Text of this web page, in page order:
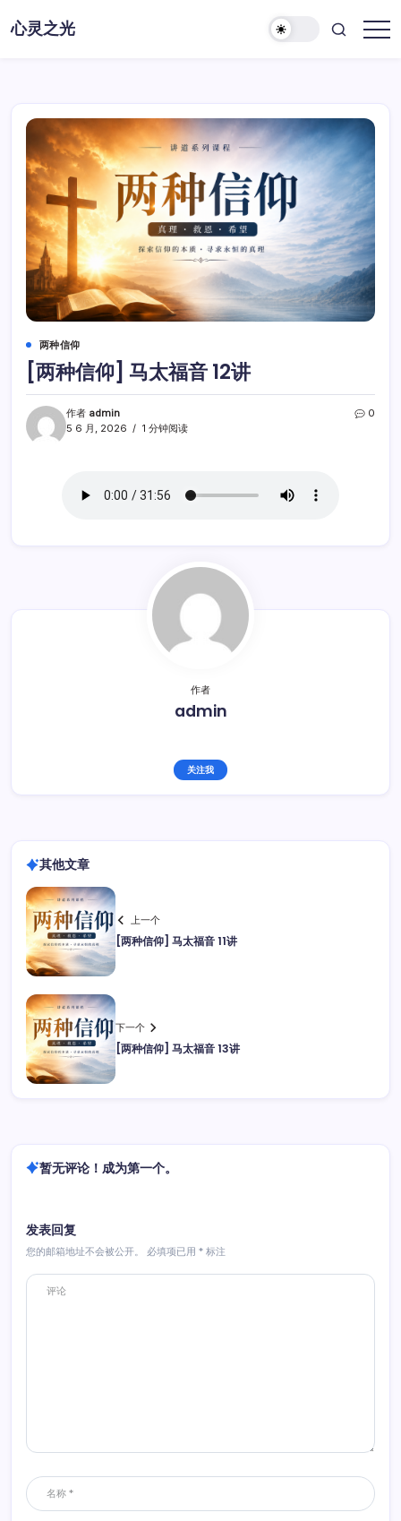
至心灵之光
两种信仰
[两种信仰] 马太福音 12讲
作者 admin
5 6 月, 2026
1 分钟阅读
0
作者
admin
关注我
其他文章
上一个
[两种信仰] 马太福音 11讲
下一个
[两种信仰] 马太福音 13讲
暂无评论！成为第一个。
发表回复
您的邮箱地址不会被公开。 必填项已用 * 标注